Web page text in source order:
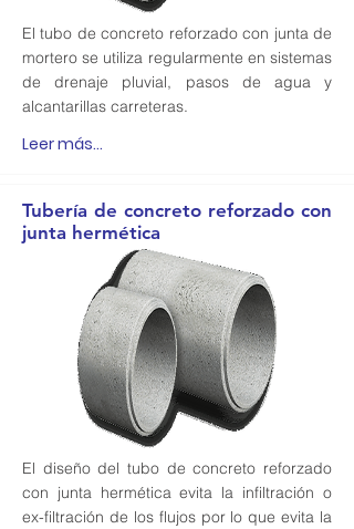
El tubo de concreto reforzado con junta de
mortero se utiliza regularmente en sistemas
de drenaje pluvial, pasos de agua y
alcantarillas carreteras.
Leer más...
Tubería de concreto reforzado con
junta hermética
El diseño del tubo de concreto reforzado
con junta hermética evita la infiltración o
ex-filtración de los flujos por lo que evita la